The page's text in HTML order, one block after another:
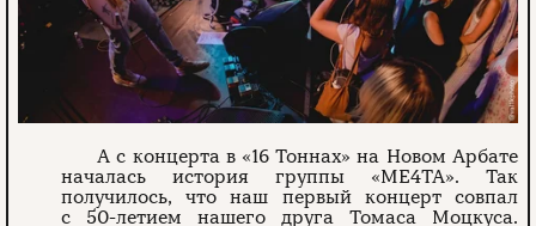
А с концерта в «16 Тоннах» на Новом Арбате
началась история группы «МЕ4ТА». Так
получилось, что наш первый концерт совпал
с 50-летием нашего друга Томаса Моцкуса.